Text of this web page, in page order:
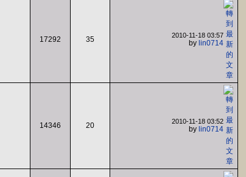
17292 35 2010-11-18 03:57
by lin0714
14346 20 2010-11-18 03:52
by lin0714